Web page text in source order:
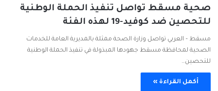
صحية مسقط تواصل تنفيذ الحملة الوطنية
للتحصين ضد كوفيد-19 لهذه الفئة
مسقط – العربي تواصل وزارة الصحة ممثلة بالمديرية العامة للخدمات
الصحية لمحافظة مسقط جهودها المبذولة في تنفيذ الحملة الوطنية
للتحصين…
أكمل القراءة »